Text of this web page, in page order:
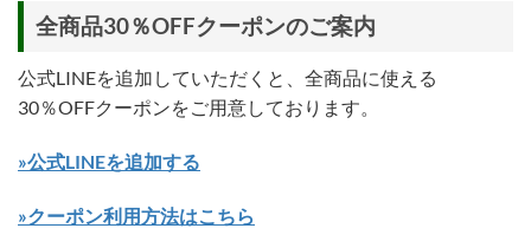
全商品30％OFFクーポンのご案内
公式LINEを追加していただくと、全商品に使える
30％OFFクーポンをご用意しております。
»公式LINEを追加する
»クーポン利用方法はこちら